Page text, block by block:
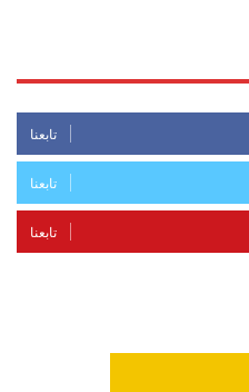
تابعنا
تابعنا
تابعنا